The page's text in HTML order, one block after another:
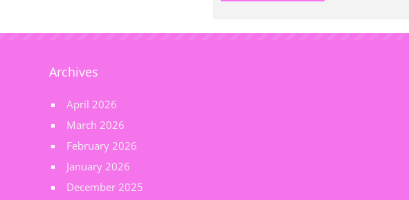
Archives
April 2026
March 2026
February 2026
January 2026
December 2025